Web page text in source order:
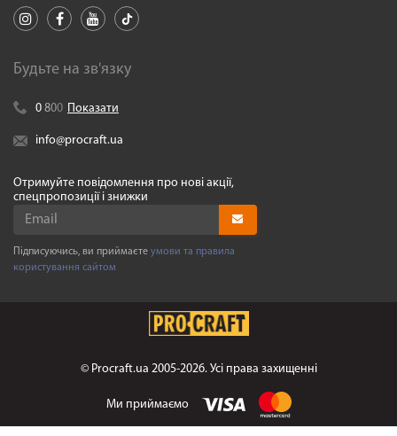
Будьте на зв'язку
0 800 Показати
info@procraft.ua
Отримуйте повідомлення про нові акції,
спецпропозиції і знижки
Підписуючись, ви приймаєте умови та правила
користування сайтом
© Procraft.ua 2005-2026. Усі права захищенні
Ми приймаємо